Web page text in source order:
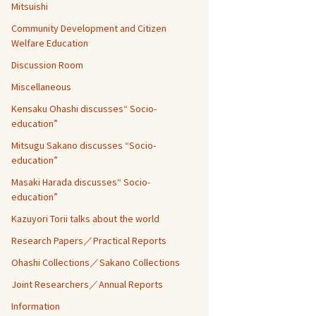
Mitsuishi
Community Development and Citizen
Welfare Education
Discussion Room
Miscellaneous
Kensaku Ohashi discusses“ Socio-
education”
Mitsugu Sakano discusses “Socio-
education”
Masaki Harada discusses“ Socio-
education”
Kazuyori Torii talks about the world
Research Papers／Practical Reports
Ohashi Collections／Sakano Collections
Joint Researchers／Annual Reports
Information